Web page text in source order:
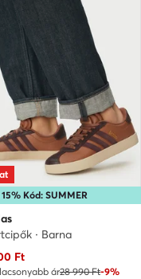
Kód: SUMMER
· Barna
ár
Ft
ár28 990 Ft-9%